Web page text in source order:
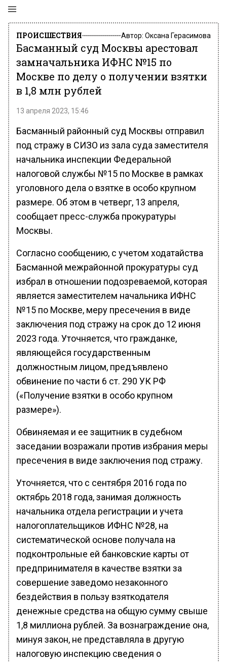
ПРОИСШЕСТВИЯ Автор: Оксана Герасимова
Басманный суд Москвы арестовал
замначальника ИФНС №15 по
Москве по делу о получении взятки
в 1,8 млн рублей
13 апреля 2023, 15:46
Басманный районный суд Москвы отправил
под стражу в СИЗО из зала суда заместителя
начальника инспекции Федеральной
налоговой службы №15 по Москве в рамках
уголовного дела о взятке в особо крупном
размере. Об этом в четверг, 13 апреля,
сообщает пресс-служба прокуратуры
Москвы.
Согласно сообщению, с учетом ходатайства
Басманной межрайонной прокуратуры суд
избрал в отношении подозреваемой, которая
является заместителем начальника ИФНС
№15 по Москве, меру пресечения в виде
заключения под стражу на срок до 12 июня
2023 года. Уточняется, что гражданке,
являющейся государственным
должностным лицом, предъявлено
обвинение по части 6 ст. 290 УК РФ
(«Получение взятки в особо крупном
размере»).
Обвиняемая и ее защитник в судебном
заседании возражали против избрания меры
пресечения в виде заключения под стражу.
Уточняется, что с сентября 2016 года по
октябрь 2018 года, занимая должность
начальника отдела регистрации и учета
налогоплательщиков ИФНС №28, на
систематической основе получала на
подконтрольные ей банковские карты от
предпринимателя в качестве взятки за
совершение заведомо незаконного
бездействия в пользу взяткодателя
денежные средства на общую сумму свыше
1,8 миллиона рублей. За вознаграждение она,
минуя закон, не представляла в другую
налоговую инспекцию сведения о